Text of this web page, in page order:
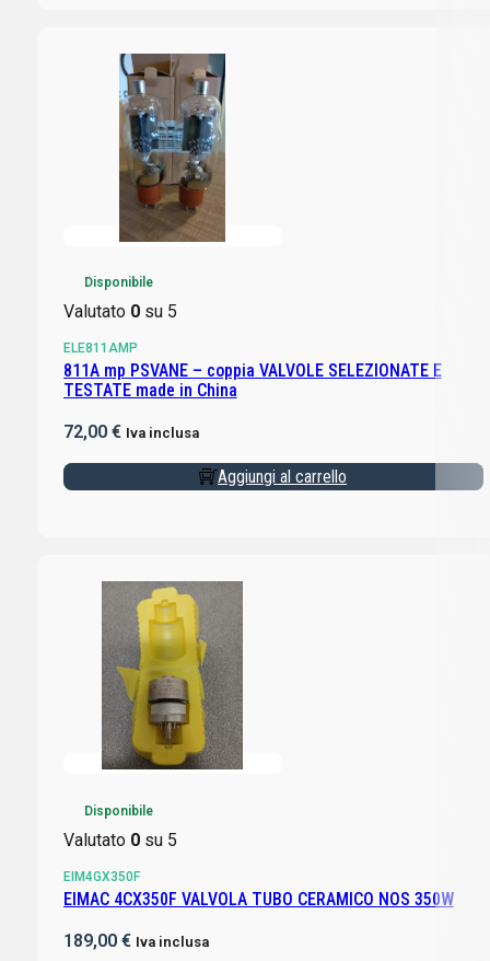
Disponibile
Valutato 0su 5
ELE811AMP
811A mp PSVANE – coppia VALVOLE SELEZIONATE E
TESTATE made in China
72,00 € Iva inclusa
Aggiungi al carrello
Disponibile
Valutato 0su 5
EIM4GX350F
EIMAC 4CX350F VALVOLA TUBO CERAMICO NOS 350W
189,00 € Iva inclusa